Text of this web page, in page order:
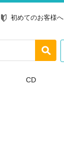
初めてのお客様へ
CD